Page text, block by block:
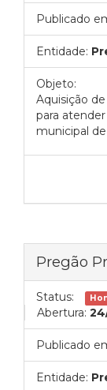
Publicado
Entidade:
Objeto:
Aquisição
para
municipal
Pregão
Status:
Abertura:
Publicado
Entidade: